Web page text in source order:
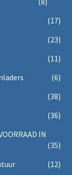
(17)
(23)
(11)
(6)
(38)
(36)
IN
(35)
(12)